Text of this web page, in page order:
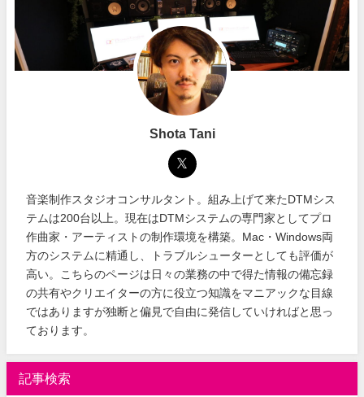
Shota Tani
音楽制作スタジオコンサルタント。組み上げて来たDTMシス
テムは200台以上。現在はDTMシステムの専門家としてプロ
作曲家・アーティストの制作環境を構築。Mac・Windows両
方のシステムに精通し、トラブルシューターとしても評価が
高い。こちらのページは日々の業務の中で得た情報の備忘録
の共有やクリエイターの方に役立つ知識をマニアックな目線
ではありますが独断と偏見で自由に発信していければと思っ
ております。
記事検索